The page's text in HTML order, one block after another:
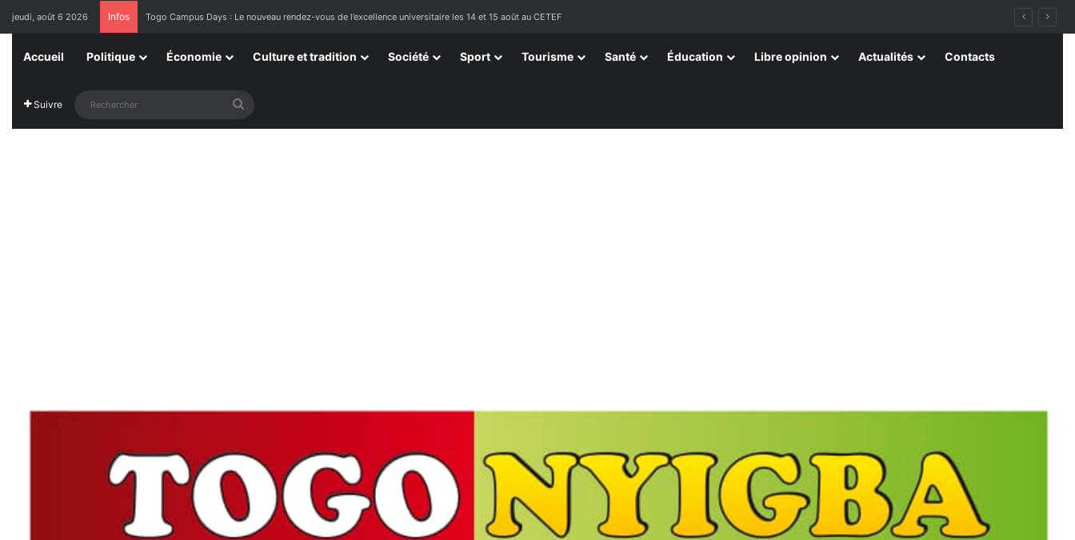
jeudi, août 6 2026 Infos 1ère Édition des Grandes Retrouvailles des Ressortissants de Kpélé Govié Apégamé / Sokpé
Accueil Politique Économie Culture et tradition Société Sport Tourisme Santé Éducation Libre opinion Actualités Contacts
Suivre